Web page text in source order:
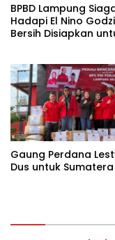
BPBD Lampung
Hadapi El Nino
Bersih Disiapkan
Gaung Perdana
Dus untuk Sumatera